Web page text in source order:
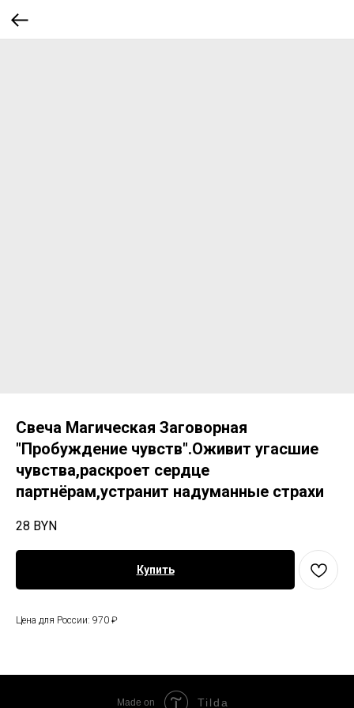
Свеча Магическая Заговорная
"Пробуждение чувств".Оживит угасшие
чувства,раскроет сердце
партнёрам,устранит надуманные страхи
28 BYN
Купить
Цена для России: 970 ₽
Made on Tilda